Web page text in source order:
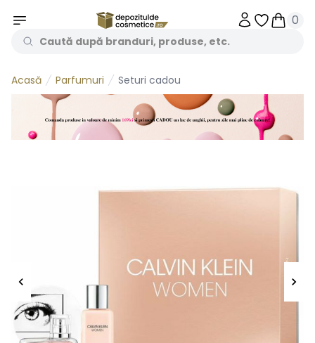
Obiecte
0
Acasă Parfumuri Seturi cadou